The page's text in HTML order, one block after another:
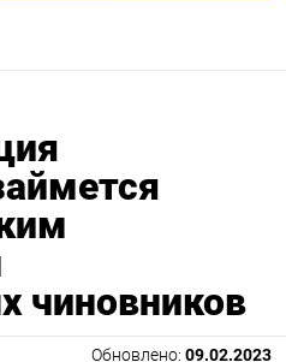
чиновников
Обновлено: 09.02.2023